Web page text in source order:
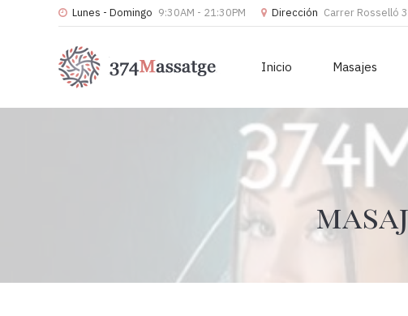
Lunes - Domingo 9:30AM - 21:30PM Dirección Carrer Rosselló
Inicio Masajes